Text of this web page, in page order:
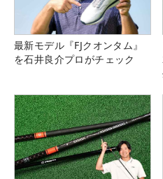
最新モデル『FJクオンタム』
を石井良介プロがチェック